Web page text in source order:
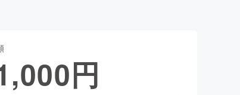
ファッション円